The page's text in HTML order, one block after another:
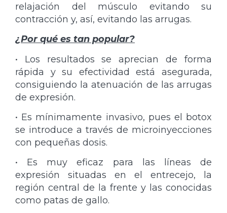
relajación del músculo evitando su
contracción y, así, evitando las arrugas.
¿Por qué es tan popular?
• Los resultados se aprecian de forma
rápida y su efectividad está asegurada,
consiguiendo la atenuación de las arrugas
de expresión.
• Es mínimamente invasivo, pues el botox
se introduce a través de microinyecciones
con pequeñas dosis.
• Es muy eficaz para las líneas de
expresión situadas en el entrecejo, la
región central de la frente y las conocidas
como patas de gallo.